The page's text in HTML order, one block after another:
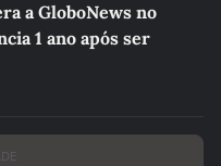
a GloboNews no
1 ano após ser